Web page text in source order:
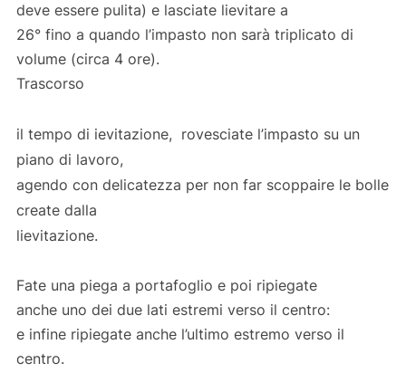
deve essere pulita) e lasciate lievitare a
26° fino a quando l’impasto non sarà triplicato di
volume (circa 4 ore).
Trascorso
il tempo di ievitazione, rovesciate l’impasto su un
piano di lavoro,
agendo con delicatezza per non far scoppaire le bolle
create dalla
lievitazione.
Fate una piega a portafoglio e poi ripiegate
anche uno dei due lati estremi verso il centro:
e infine ripiegate anche l’ultimo estremo verso il
centro.